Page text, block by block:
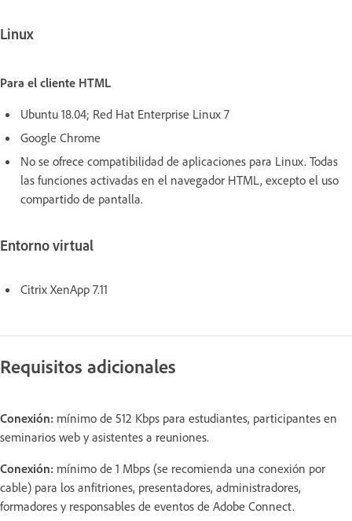
Linux
Para el cliente HTML
Ubuntu 18.04; Red Hat Enterprise Linux 7
Google Chrome
No se ofrece compatibilidad de aplicaciones para Linux. Todas
las funciones activadas en el navegador HTML, excepto el uso
compartido de pantalla.
Entorno virtual
Citrix XenApp 7.11
Requisitos adicionales
Conexión: mínimo de 512 Kbps para estudiantes, participantes en
seminarios web y asistentes a reuniones.
Conexión: mínimo de 1 Mbps (se recomienda una conexión por
cable) para los anfitriones, presentadores, administradores,
formadores y responsables de eventos de Adobe Connect.